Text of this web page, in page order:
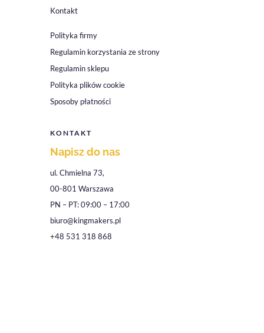
Kontakt
Polityka firmy
Regulamin korzystania ze strony
Regulamin sklepu
Polityka plików cookie
Sposoby płatności
KONTAKT
Napisz do nas
ul. Chmielna 73,
00-801 Warszawa
PN – PT: 09:00 – 17:00
biuro@kingmakers.pl
+48 531 318 868